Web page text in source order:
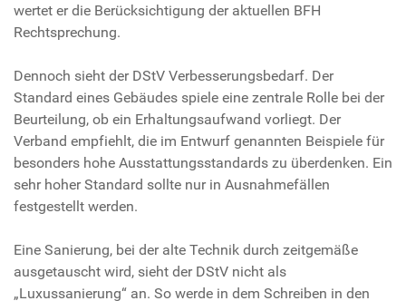
wertet er die Berücksichtigung der aktuellen BFH
Rechtsprechung.
Dennoch sieht der DStV Verbesserungsbedarf. Der
Standard eines Gebäudes spiele eine zentrale Rolle bei der
Beurteilung, ob ein Erhaltungsaufwand vorliegt. Der
Verband empfiehlt, die im Entwurf genannten Beispiele für
besonders hohe Ausstattungsstandards zu überdenken. Ein
sehr hoher Standard sollte nur in Ausnahmefällen
festgestellt werden.
Eine Sanierung, bei der alte Technik durch zeitgemäße
ausgetauscht wird, sieht der DStV nicht als
„Luxussanierung“ an. So werde in dem Schreiben in den